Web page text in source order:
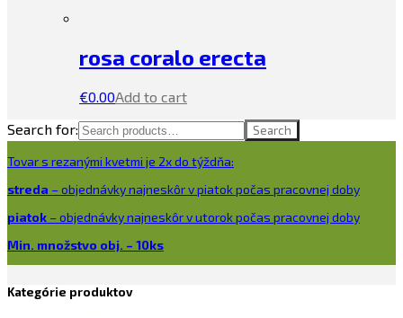
rosa coralo erecta
€0.00Add to cart
Search for:
Search
Tovar s rezanými kvetmi je 2x do týždňa:
streda – objednávky najneskôr v piatok počas pracovnej doby
piatok – objednávky najneskôr v utorok počas pracovnej doby
Min. množstvo obj. – 10ks
Kategórie produktov